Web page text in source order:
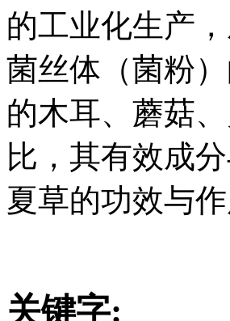
的工业化生产
菌丝体（菌粉
的木耳、蘑菇
比，其有效成
夏草的功效与作
关键字: